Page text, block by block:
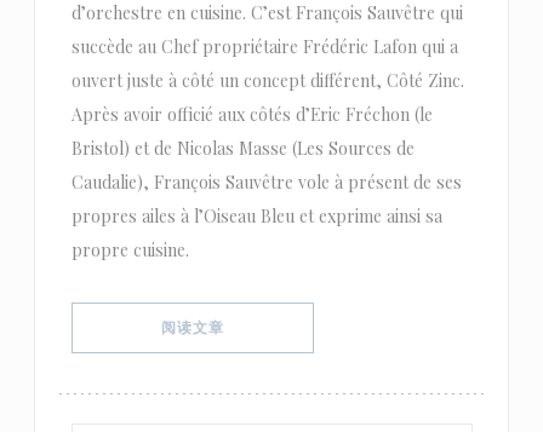
d’orchestre en cuisine. C’est François Sauvêtre qui
succède au Chef propriétaire Frédéric Lafon qui a
ouvert juste à côté un concept différent, Côté Zinc.
Après avoir officié aux côtés d’Eric Fréchon (le
Bristol) et de Nicolas Masse (Les Sources de
Caudalie), François Sauvêtre vole à présent de ses
propres ailes à l’Oiseau Bleu et exprime ainsi sa
propre cuisine.
阅读文章((在新窗口中打开))